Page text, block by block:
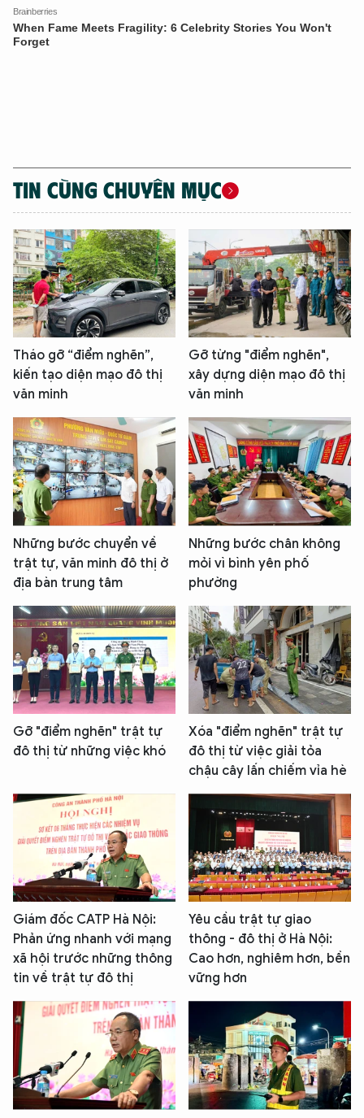
TIN CÙNG CHUYÊN MỤC
Tháo gỡ “điểm nghẽn”,
kiến tạo diện mạo đô thị
văn minh
Gỡ từng "điểm nghẽn",
xây dựng diện mạo đô thị
văn minh
Những bước chuyển về
trật tự, văn minh đô thị ở
địa bàn trung tâm
Những bước chân không
mỏi vì bình yên phố
phường
Gỡ "điểm nghẽn" trật tự
đô thị từ những việc khó
Xóa "điểm nghẽn" trật tự
đô thị từ việc giải tỏa
chậu cây lấn chiếm vỉa hè
Giám đốc CATP Hà Nội:
Phản ứng nhanh với mạng
xã hội trước những thông
tin về trật tự đô thị
Yêu cầu trật tự giao
thông - đô thị ở Hà Nội:
Cao hơn, nghiêm hơn, bền
vững hơn